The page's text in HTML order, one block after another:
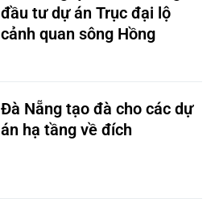
đầu tư dự án Trục đại lộ
cảnh quan sông Hồng
Đà Nẵng tạo đà cho các dự
án hạ tầng về đích